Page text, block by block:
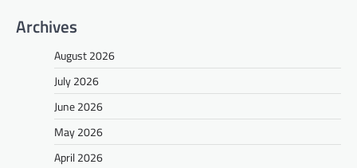
Archives
August 2026
July 2026
June 2026
May 2026
April 2026